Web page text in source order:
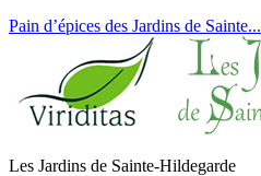
Pain d’épices des Jardins de Sainte...
Les Jardins de Sainte-Hildegarde